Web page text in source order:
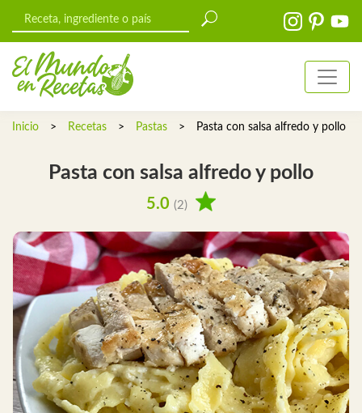
Inicio > Recetas > Pastas > Pasta con salsa alfredo y pollo
Pasta con salsa alfredo y pollo
5.0 (2)